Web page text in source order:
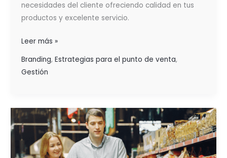
necesidades del cliente ofreciendo calidad en tus
productos y excelente servicio.
Leer más »
Branding, Estrategias para el punto de venta,
Gestión
GESTIÓN
COMERCIAL
Y
VENTAS